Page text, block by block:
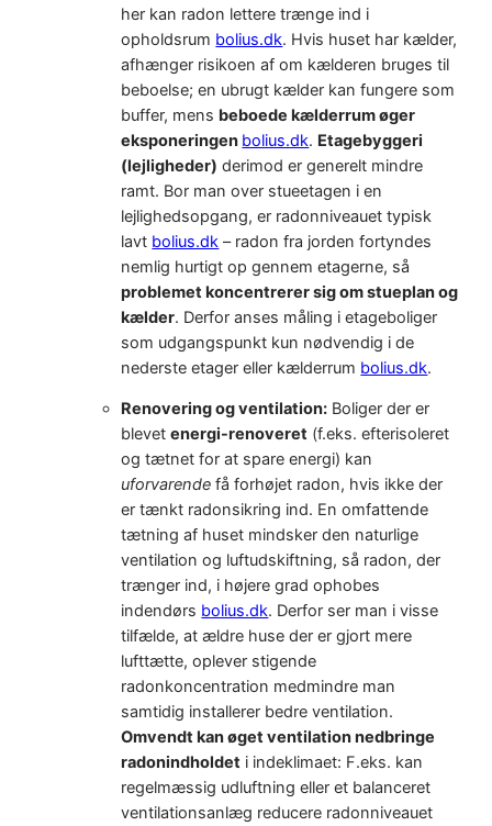
her kan radon lettere trænge ind i
opholdsrum bolius.dk. Hvis huset har kælder,
afhænger risikoen af om kælderen bruges til
beboelse; en ubrugt kælder kan fungere som
buffer, mens beboede kælderrum øger
eksponeringen bolius.dk. Etagebyggeri
(lejligheder) derimod er generelt mindre
ramt. Bor man over stueetagen i en
lejlighedsopgang, er radonniveauet typisk
lavt bolius.dk – radon fra jorden fortyndes
nemlig hurtigt op gennem etagerne, så
problemet koncentrerer sig om stueplan og
kælder. Derfor anses måling i etageboliger
som udgangspunkt kun nødvendig i de
nederste etager eller kælderrum bolius.dk.
Renovering og ventilation: Boliger der er
blevetenergi-renoveret (f.eks. efterisoleret
og tætnet for at spare energi) kan
uforvarende få forhøjet radon, hvis ikke der
er tænkt radonsikring ind. En omfattende
tætning af huset mindsker den naturlige
ventilation og luftudskiftning, så radon, der
trænger ind, i højere grad ophobes
indendørs bolius.dk. Derfor ser man i visse
tilfælde, at ældre huse der er gjort mere
lufttætte, oplever stigende
radonkoncentration medmindre man
samtidig installerer bedre ventilation.
Omvendt kan øget ventilation nedbringe
radonindholdet i indeklimaet: F.eks. kan
regelmæssig udluftning eller et balanceret
ventilationsanlæg reducere radonniveauet